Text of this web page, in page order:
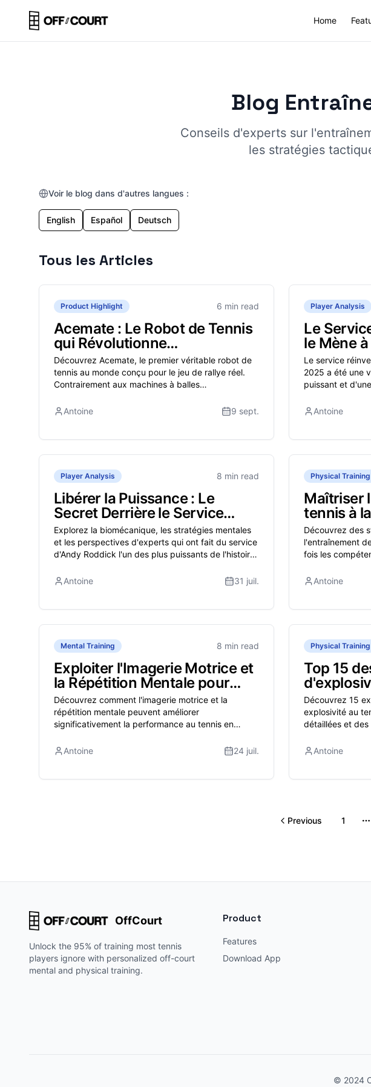
Home
Blog
Conseils d'experts sur
les stratégies
Voir le blog dans d'autres langues :
English Español Deutsch
Tous les Articles
Product Highlight 6 min read
Acemate : Le Robot de Tennis
qui Révolutionne
l'Entraînement en Solo
Découvrez Acemate, le premier véritable robot de
tennis au monde conçu pour le jeu de rallye réel.
Contrairement aux machines à balles
analyse votre jeu grâce à la vision IA et aux retours
Antoine 9 sept.
Player Analysis
Le
le Mène
Open
Changé ?
Le service
2025 a été une
puissant et
pendant tout le
Antoine
Player Analysis 8 min read
Libérer la Puissance : Le
Secret Derrière le Service
Légendaire d'Andy Roddick
Explorez la biomécanique, les stratégies mentales
et les perspectives d'experts qui ont fait du service
d'Andy Roddick l'un des plus puissants de l'histoire
Antoine
31 juil.
Physical Training
Maîtriser
tennis à
complet
physique
Découvrez des
l'entraînement
fois les
Antoine
Mental Training 8 min read
Exploiter l'Imagerie Motrice et
la Répétition Mentale pour
Améliorer la Performance au
Tennis
Découvrez comment l'imagerie motrice et la
répétition mentale peuvent améliorer
significativement la performance au tennis en
pratique physique.
Antoine 24 juil.
Physical Training
Top 15
2025
Découvrez 15
explosivité au
détaillées et
Antoine
Previous 1
OffCourt
Unlock the 95% of training most tennis
players ignore with personalized off-court
mental and physical training.
Product
Features
Download App
© 2024